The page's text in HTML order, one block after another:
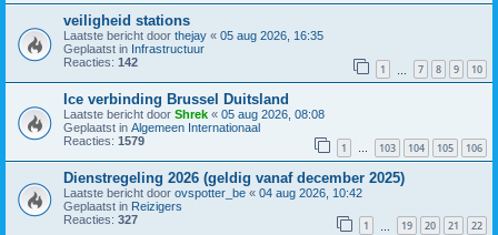
veiligheid stations
Laatste bericht door thejay « 05 aug 2026, 16:35
Geplaatst in Infrastructuur
Reacties: 142 1 7 8 9 10
Ice verbinding Brussel Duitsland
Laatste bericht door Shrek « 05 aug 2026, 08:08
Geplaatst in Algemeen Internationaal
Reacties: 1579 1 … 103 104 105 106
Dienstregeling 2026 (geldig vanaf december 2025)
Laatste bericht door ovspotter_be « 04 aug 2026, 10:42
Geplaatst in Reizigers
Reacties: 327 1 19 20 21 22